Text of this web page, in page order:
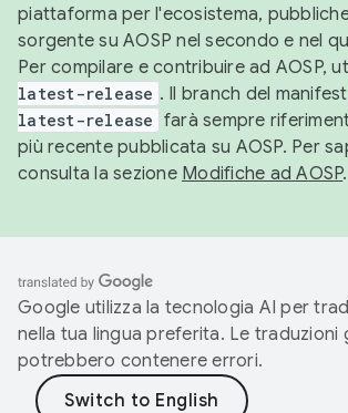
piattaforma per l'ecosistema,
sorgente su AOSP nel secondo e nel
Per compilare e contribuire ad AOSP,
latest-release . Il branch del manifest
latest-release farà sempre
più recente pubblicata su AOSP. Per
consulta la sezione Modifiche ad AOSP.
Google utilizza la tecnologia AI per
nella tua lingua preferita. Le traduzioni
potrebbero contenere errori.